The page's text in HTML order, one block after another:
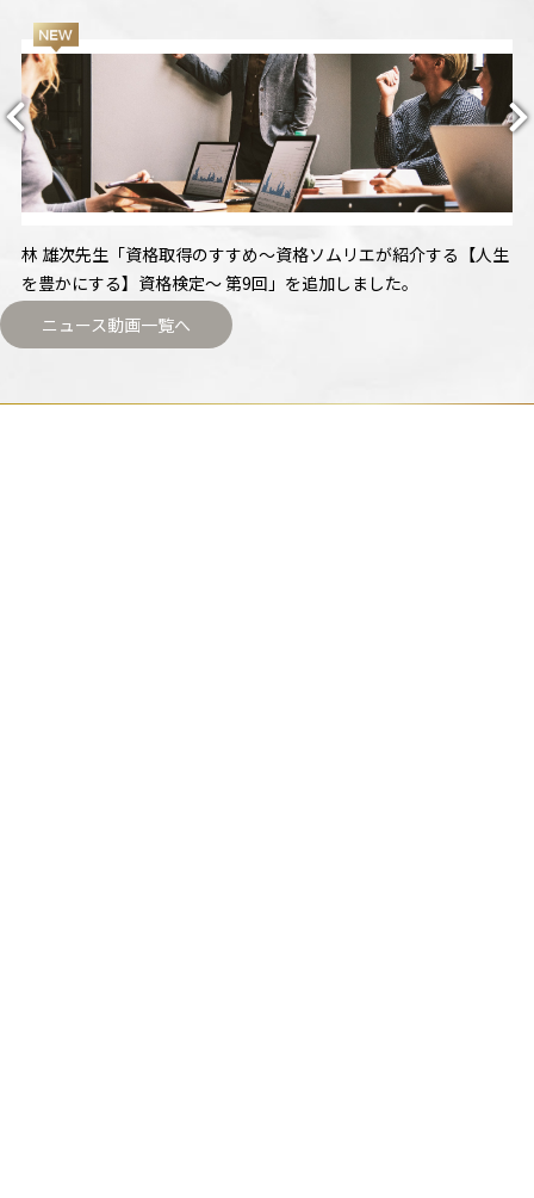
ニュース動画一覧へ
林 雄次先生「資格取得のすすめ〜資格ソムリエが紹介する【人生
を豊かにする】資格検定～ 第9回」を追加しました。